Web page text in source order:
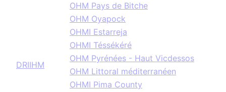
DRIIHM
OHM Pays de Bitche
OHM Oyapock
OHMI Estarreja
OHMI Téssékéré
OHM Pyrénées - Haut Vicdessos
OHM Littoral méditerranéen
OHMI Pima County